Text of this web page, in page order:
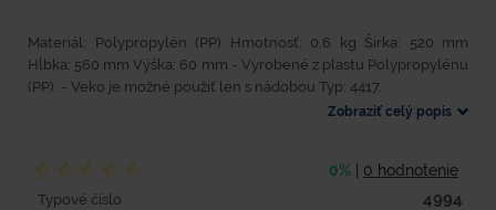
Materiál: Polypropylén (PP) Hmotnosť: 0,6 kg Šírka: 520 mm
Hĺbka: 560 mm Výška: 60 mm - Vyrobené z plastu Polypropylénu
(PP). - Veko je možné použiť len s nádobou Typ: 4417.
Zobraziť celý popis
0% 0 hodnotenie
Typové číslo 4994